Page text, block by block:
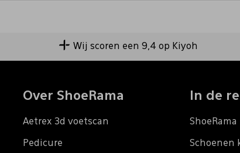
Wij scoren een 9,4 op Kiyoh
Over ShoeRama
Aetrex 3d voetscan
Pedicure
In de
Schoenen